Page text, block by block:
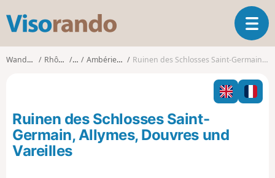
s
o
o
T
o
g
l
n
Wanderungen Rhône-Alpes AinAmbérieu-en-Bugey Ruinen des Schlosses Saint-Germain, Allymes, Douvres und Vareilles
Ruinen des Schlosses Saint-
Germain, Allymes, Douvres und
Vareilles